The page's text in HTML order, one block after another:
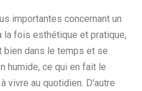
importantes concernant un
la fois esthétique et pratique,
bien dans le temps et se
humide, ce qui en fait le
vivre au quotidien. D'autre